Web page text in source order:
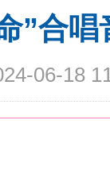
”合
06-18